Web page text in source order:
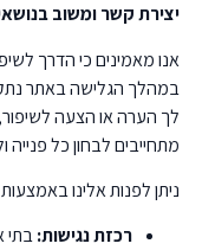
יצירת קשר ומשוב
אנו מאמינים כי הדרך
במהלך הגלישה באתר
לך הערה או הצעה
מתחייבים לבחון כל פנייה
ניתן לפנות אלינו
רכזת נגישות:בתי